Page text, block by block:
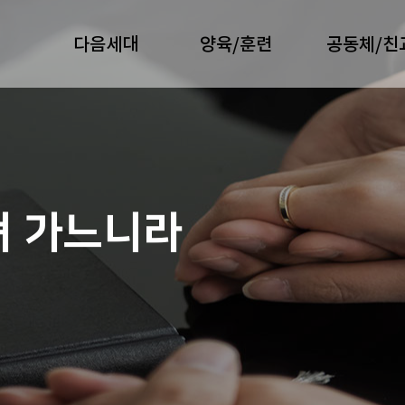
다음세대 양육/훈련 공동체/친
가느니라